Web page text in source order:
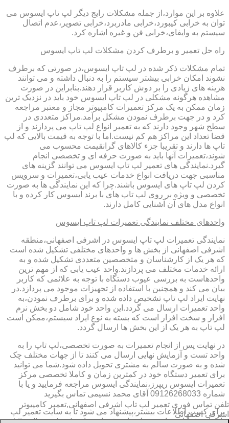
علاوه بر این موارد،از جمله مشکلات رایج دیگر لپ تاپ ایسوس می
توان به خرابی کیبورد،خرابی مادربرد،خرابی تصویر،عدم اتصال
سیستم به وایفای،خرابی فن و غیره اشاره کرد.
راه حل تعمیر و برطرف کردن مشکلات لپ تاپ ایسوس
تمام مشکلات ذکر شده در لپ تاپ ایسوس،در صورتی که برطرف
نشوند امکان خرابی بیشتر سیستم را به دنبال داشته و می توانند
هزینه های زیادی را بر دوش کاربر قرار دهند.بنابراین در صورت
مشاهده هرگونه مشکلی در لپ تاپ ایسوس خود باید در نزدیک ترین
زمان ممکن به یک مرکز تعمیرات کامپیوتر مجاز و معتبر مراجعه
کرد و در جهت برطرف نمودن مشکل برآمد.مراکز متعددی در
سطح شهر وجود دارند که به تعمیر انواع لپ تاپ می پردازند و از
قضا تعداد این مراکز هم کم نیست.اما با توجه به قیمت بالایی که لپ
تاپ ها دارند و تقریبا جزء کالاهای گرانقیمت محسوب می
شوند،تعمیرات آنها باید به صورت حرفه ای و تخصصی انجام
گیرد.نمایندگی های تعمیر لپ تاپ ایسوس می توانند گزینه های
مناسبی جهت دریافت انواع خدمات عیب یابی،تعمیرات و سرویس
کردن لپ تاپ های ایسوس باشند.چرا که این نمایندگی ها به صورت
تخصصی و ویژه بر روی لپ تاپ های با برند ایسوس کار کرده و با
انواع مدل های آن آشنایی کامل دارند.
واحدهای مختلف نمایندگی تعمیرات لپ تاپ ایسوس
نمایندگی تعمیرات لپ تاپ ایسوس در اشرفی اصفهانی،منطقه
اشرفی اصفهانی از بخش ها و واحدهای مختلفی تشکیل شده است
که هر یک از کارشناسان و متخصصین متعددی تشکیل شده و به
ارائه خدمات مختلف می پردازند.واحد عیب یابی که از مهم ترین
واحدهاست به بررسی عیوب دستگاه با توجه به علائمی که کاربر
بیان می کند و همچنین با استفاده از تجهیزات موجود می پردازد.در
نهایت ایراد لپ تاپ تشخیص داده شده و برای برطرف نمودن،به
واحد تعمیرات ارسال می گردد.این واحد خود شامل دو بخش نرم
افزار و سخت افزار است که بسته به نوع ایراد سیستم،ممکن است
لپ تاپ به هر یک از این بخش ها ارسال گردد.
در نهایت پس از انجام تعمیرات به صورت تخصصی،لپ تاپ را به
واحد تست و آزمایش نهایی ارسال می کنند تا از جهات مختلف چک
شده و به صورت سالم به مشتری تحویل داده شود.شما می توانید
برای تعمیر دستگاه خود در کمترین زمان و کاملا تخصصی مرکز
تعمیرات ایسوس ریپرز،نمایندگی ایسوس مراجعه فرمایید و یا با
شماره 09126268033 آقای محمد نسیمی تماس بگیرید
برای کسب اطلاعات بیشتر،پیشنهاد می شود تا به سایت تعمیر لپ
تاب اشرفی اصفهانی،منطقه اشرفی اصفهانی (https://www.lap-
تلفن تماس فوری تعمیر لپ تاپ اشرفی اصفهانی,تعمیر کامپیوتر
اشرفی اصفهانی